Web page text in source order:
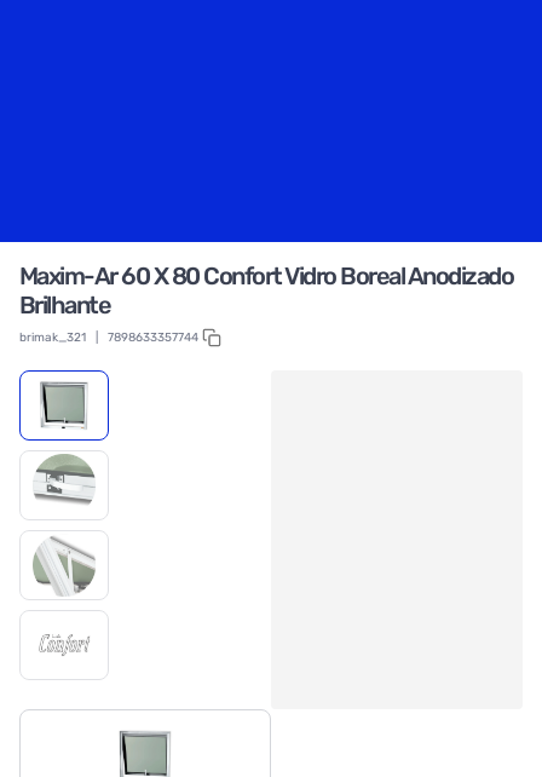
Maxim-Ar 60 X 80 Confort Vidro Boreal Anodizado
Brilhante
brimak_321 7898633357744